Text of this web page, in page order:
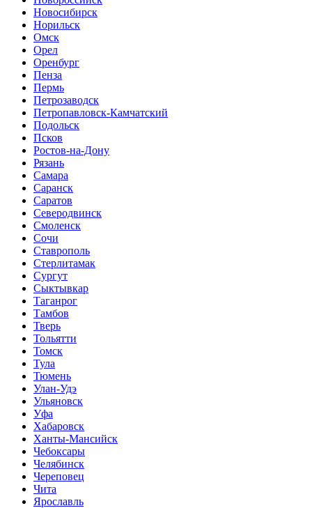
Новосибирск
Норильск
Омск
Орел
Оренбург
Пенза
Пермь
Петрозаводск
Петропавловск-Камчатский
Подольск
Псков
Ростов-на-Дону
Рязань
Самара
Саранск
Саратов
Северодвинск
Смоленск
Сочи
Ставрополь
Стерлитамак
Сургут
Сыктывкар
Таганрог
Тамбов
Тверь
Тольятти
Томск
Тула
Тюмень
Улан-Удэ
Ульяновск
Уфа
Хабаровск
Ханты-Мансийск
Чебоксары
Челябинск
Череповец
Чита
Ярославль